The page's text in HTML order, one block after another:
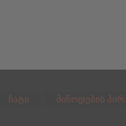
მიწოდების პირ.
ჩატი